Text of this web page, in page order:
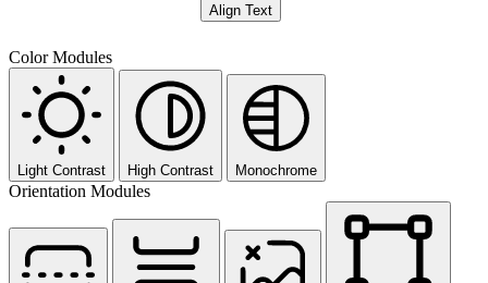
Align Text
Color Modules
Light Contrast High Contrast Monochrome
Orientation Modules